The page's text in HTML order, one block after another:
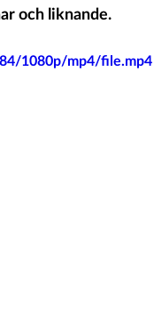
och liknande.
1080p/mp4/file.mp4